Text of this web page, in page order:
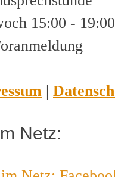
15:00 - 19:00
|
Netz: